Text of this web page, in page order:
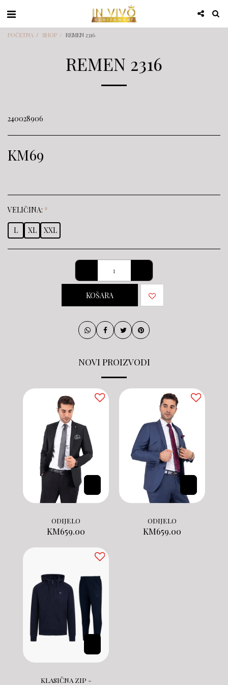
POČETNA SHOP REMEN 2316
REMEN 2316
240028906
KM69
VELIČINA: *
L XL XXL
KOŠARA
NOVI PROIZVODI
ODIJELO
KM659.00
ODIJELO
KM659.00
KLASIČNA ZIP -